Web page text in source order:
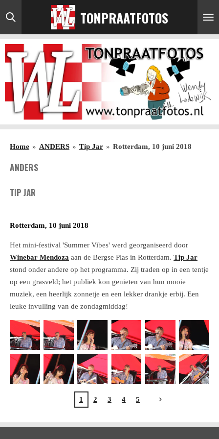
Ga
direct
naar
hoofdinhoud
TONPRAATFOTOS
Home » ANDERS » Tip Jar » Rotterdam, 10 juni 2018
ANDERS
TIP JAR
Rotterdam, 10 juni 2018
Het mini-festival 'Summer Vibes' werd georganiseerd door
Winebar Mendoza aan de Bergse Plas in Rotterdam. Tip Jar
stond onder andere op het programma. Zij traden op in een tentje
op een grasveld; het publiek kon genieten van hun mooie
muziek, een heerlijk zonnetje en een lekker drankje erbij. Een
leuke invulling van de zondagmiddag!
1 2 3 4 5